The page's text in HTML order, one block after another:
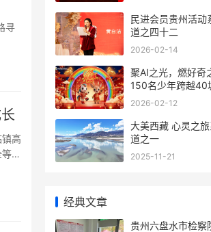
寻
成长
高
综
民进会员贵州活动
道之四十二
2026-02-14
聚AI之光，燃好奇
150名少年跨越40
首届少儿AI春晚
2026-02-12
大美西藏 心灵之旅系列报
道之一
2025-11-21
经典文章
贵州六盘水市检察